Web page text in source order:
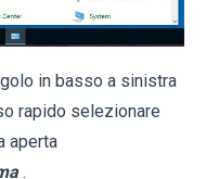
in basso a sinistra
rapido selezionare
aperta
.